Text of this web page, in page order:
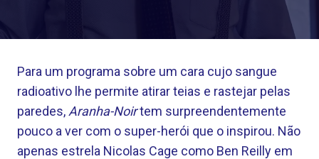
Para um programa sobre um cara cujo sangue
radioativo lhe permite atirar teias e rastejar pelas
paredes, Aranha-Noirtem surpreendentemente
pouco a ver com o super-herói que o inspirou. Não
apenas estrela Nicolas Cage como Ben Reilly em